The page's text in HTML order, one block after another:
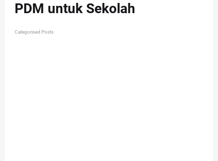
PDM untuk Sekolah
Categorised Posts